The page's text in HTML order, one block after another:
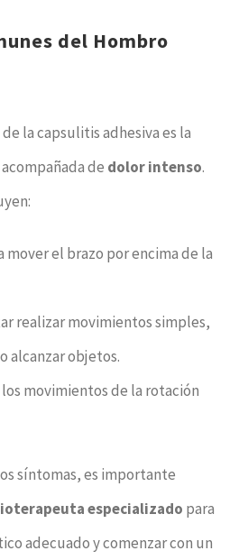
del Hombro
la capsulitis adhesiva es la
de dolor intenso.
el brazo por encima de la
realizar movimientos simples,
alcanzar objetos.
movimientos de la rotación
síntomas, es importante
especializado para
adecuado y comenzar con un